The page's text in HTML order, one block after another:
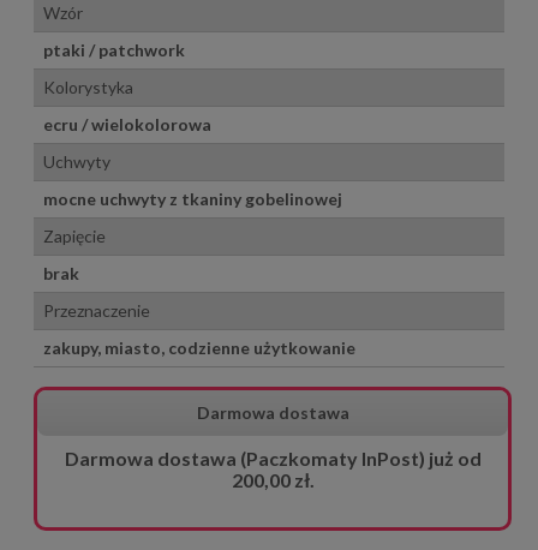
Wzór
ptaki / patchwork
Kolorystyka
ecru / wielokolorowa
Uchwyty
mocne uchwyty z tkaniny gobelinowej
Zapięcie
brak
Przeznaczenie
zakupy, miasto, codzienne użytkowanie
Darmowa dostawa
Darmowa dostawa (Paczkomaty InPost) już od
200,00 zł.